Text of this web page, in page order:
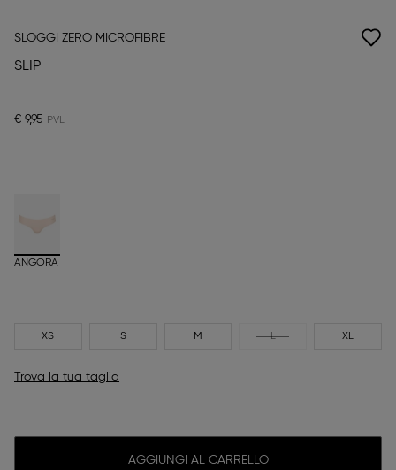
SLOGGI ZERO MICROFIBRE
SLIP
€ 9,95
ANGORA
XS S M L XL
Trova la tua taglia
AGGIUNGI AL CARRELLO